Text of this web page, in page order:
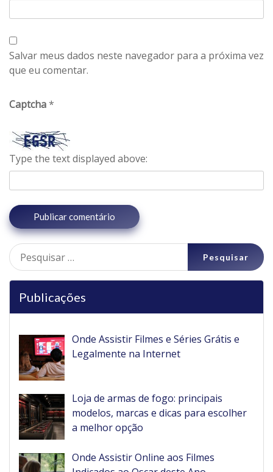
Salvar meus dados neste navegador para a próxima vez
que eu comentar.
Captcha*
Type the text displayed above:
Pesquisar
por:
Publicações
Onde Assistir Filmes e Séries Grátis e
Legalmente na Internet
Loja de armas de fogo: principais
modelos, marcas e dicas para escolher
a melhor opção
Onde Assistir Online aos Filmes